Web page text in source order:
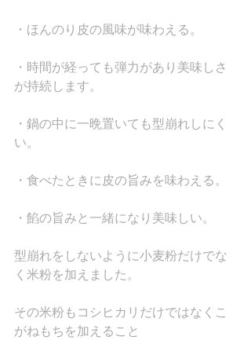
・ほんのり皮の風味が味わえる。
・時間が経っても弾力があり美味しさ
が持続します。
・鍋の中に一晩置いても型崩れしにく
い。
・食べたときに皮の旨みを味わえる。
・餡の旨みと一緒になり美味しい。
型崩れをしないように小麦粉だけでな
く米粉を加えました。
その米粉もコシヒカリだけではなくこ
がねもちを加えること